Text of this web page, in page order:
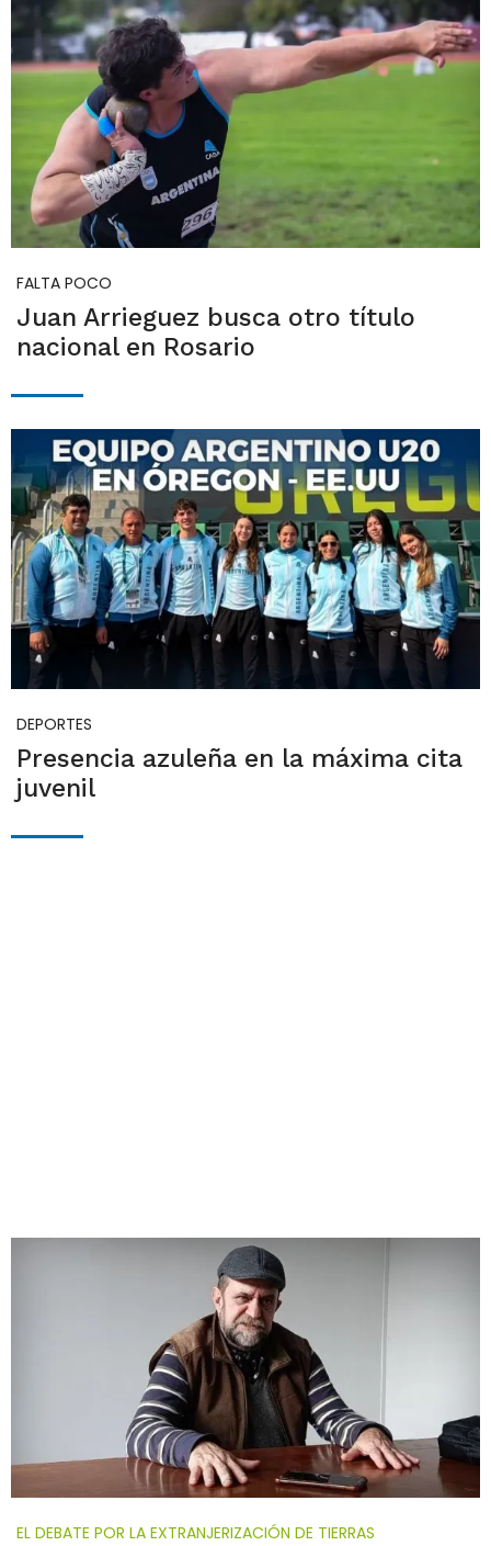
FALTA POCO
Juan Arrieguez busca otro título
nacional en Rosario
DEPORTES
Presencia azuleña en la máxima cita
juvenil
EL DEBATE POR LA EXTRANJERIZACIÓN DE TIERRAS